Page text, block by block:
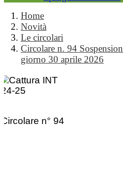
Home
Novità
Le circolari
Circolare n. 94
giorno 30 aprile 2026
Circolare n° 94